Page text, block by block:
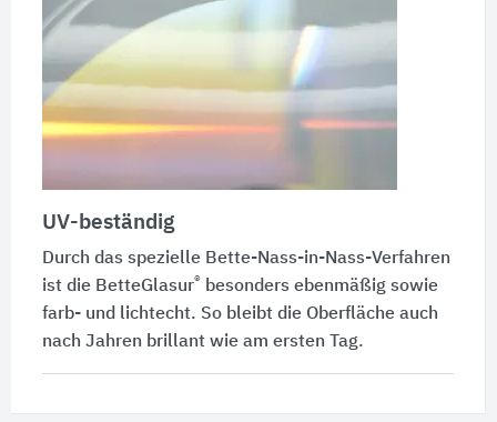
UV-beständig
Durch das spezielle Bette-Nass-in-Nass-Verfahren
ist die BetteGlasur® besonders ebenmäßig sowie
farb- und lichtecht. So bleibt die Oberfläche auch
nach Jahren brillant wie am ersten Tag.